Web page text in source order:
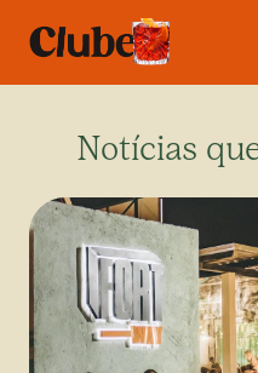
Notícias